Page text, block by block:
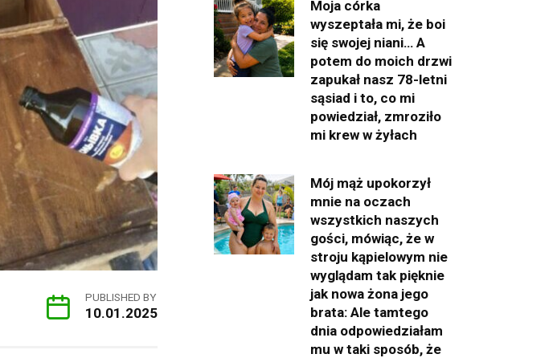
PUBLISHED BY
10.01.2025
Moja córka
wyszeptała mi, że boi
się swojej niani… A
potem do moich drzwi
zapukał nasz 78-letni
sąsiad i to, co mi
powiedział, zmroziło
mi krew w żyłach
Mój mąż upokorzył
mnie na oczach
wszystkich naszych
gości, mówiąc, że w
stroju kąpielowym nie
wyglądam tak pięknie
jak nowa żona jego
brata: Ale tamtego
dnia odpowiedziałam
mu w taki sposób, że